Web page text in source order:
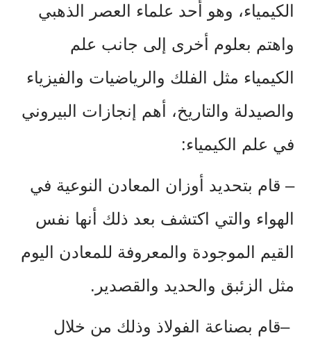
الكيمياء، وهو أحد علماء العصر الذهبي
واهتم بعلوم أخرى إلى جانب علم
الكيمياء مثل الفلك والرياضيات والفيزياء
والصيدلة والتاريخ، أهم إنجازات البيروني
في علم الكيمياء:
– قام بتحديد أوزان المعادن النوعية في
الهواء والتي اكتشف بعد ذلك أنها نفس
القيم الموجودة والمعروفة للمعادن اليوم
مثل الزئبق والحديد والقصدير.
–قام بصناعة الفولاذ وذلك من خلال